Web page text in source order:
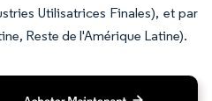
Utilisatrices Finales), et par
Reste de l'Amérique Latine).